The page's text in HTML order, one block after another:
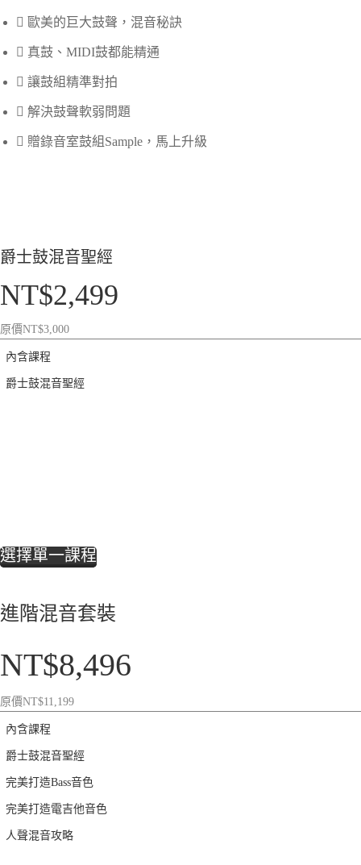
歐美的巨大鼓聲，混音秘訣
真鼓、MIDI鼓都能精通
讓鼓組精準對拍
解決鼓聲軟弱問題
贈錄音室鼓組Sample，馬上升級
爵士鼓混音聖經
NT$2,499
原價NT$3,000
內含課程
爵士鼓混音聖經
選擇單一課程
進階混音套裝
NT$8,496
原價NT$11,199
內含課程
爵士鼓混音聖經
完美打造Bass音色
完美打造電吉他音色
人聲混音攻略